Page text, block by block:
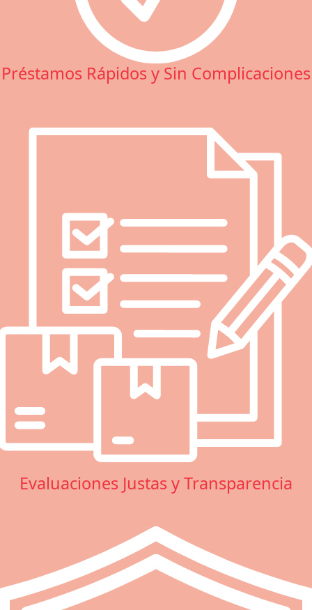
Préstamos Rápidos y Sin Complicaciones
Evaluaciones Justas y Transparencia